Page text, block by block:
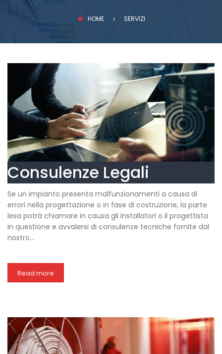
HOME SERVIZI
Consulenze Legali
Se un impianto presenta malfunzionamenti a causa di
errori nella progettazione o in fase di costruzione, la parte
lesa potrà chiamare in causa gli installatori o il progettista
in questione e avvalersi di consulenze tecniche fornite dal
nostro…
Read more
PREVENZIONE INCENDI